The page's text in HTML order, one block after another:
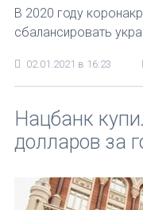
В 2020 году
сбалансировать
02.01.2021 в 16:23
Нацбанк
долларов за